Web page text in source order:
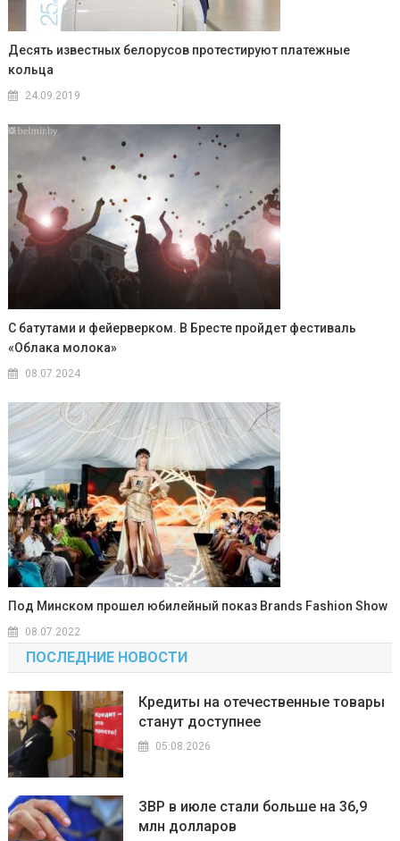
Десять известных белорусов протестируют платежные
кольца
24.09.2019
С батутами и фейерверком. В Бресте пройдет фестиваль
«Облака молока»
08.07.2024
Под Минском прошел юбилейный показ Brands Fashion Show
08.07.2022
ПОСЛЕДНИЕ НОВОСТИ
Кредиты на отечественные товары
станут доступнее
05.08.2026
ЗВР в июле стали больше на 36,9
млн долларов